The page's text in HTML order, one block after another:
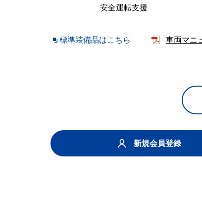
安全運転支援
標準装備品はこちら 車両マニ
新規会員登録